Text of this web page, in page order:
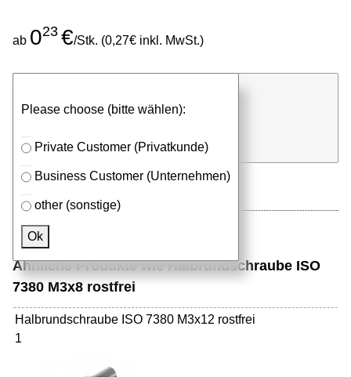
ab 023 €/Stk. (0,27€ inkl. MwSt.)
Please choose (bitte wählen):
Private Customer (Privatkunde)
Business Customer (Unternehmen)
other (sonstige)
Ok
⮮
Stk. in Anfrageliste
Ähnliche Produkte wie Halbrundschraube ISO
7380 M3x8 rostfrei
Halbrundschraube ISO 7380 M3x12 rostfrei
1